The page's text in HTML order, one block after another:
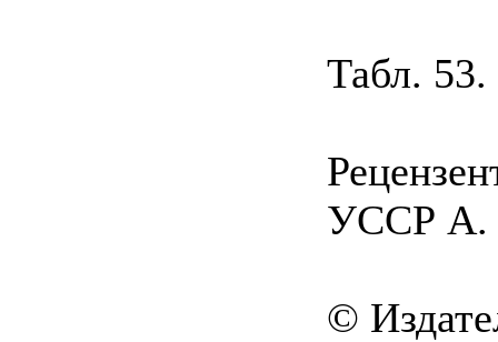
Табл.
УССР А.
©